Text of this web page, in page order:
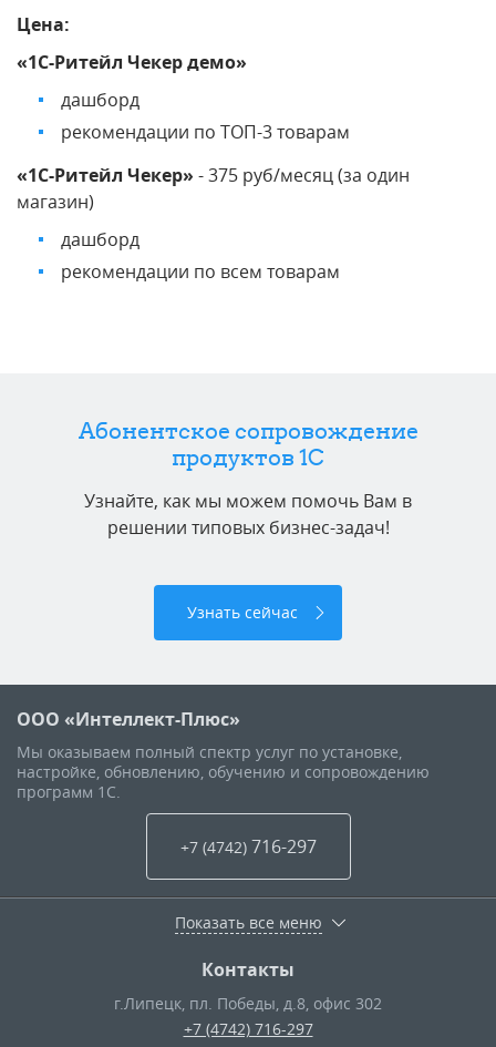
Цена:
«1С-Ритейл Чекер демо»
дашборд
рекомендации по ТОП-3 товарам
«1С-Ритейл Чекер» - 375 руб/месяц (за один
магазин)
дашборд
рекомендации по всем товарам
Абонентское сопровождение
продуктов 1C
Узнайте, как мы можем помочь Вам в
решении типовых бизнес-задач!
Узнать сейчас
ООО «Интеллект-Плюс»
Мы оказываем полный спектр услуг по установке,
настройке, обновлению, обучению и сопровождению
программ 1С.
+7 (4742) 716-297
Показать все меню
Контакты
г.Липецк пл. Победы, д.8, офис 302
+7 (4742) 716-297